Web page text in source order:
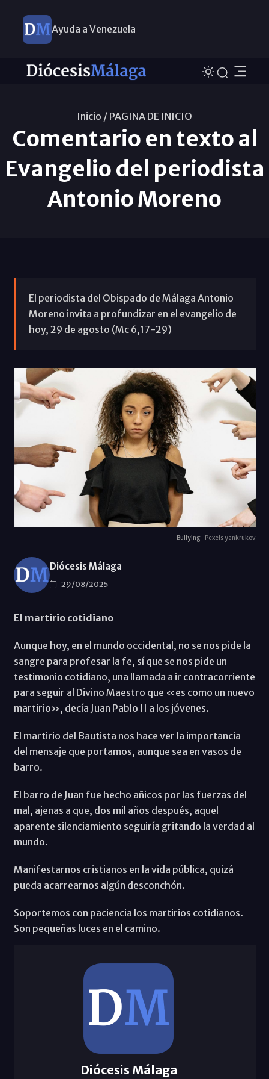
Ayuda a Venezuela
Inicio / PAGINA DE INICIO
Comentario en texto al
Evangelio del periodista
Antonio Moreno
El periodista del Obispado de Málaga Antonio
Moreno invita a profundizar en el evangelio de
hoy, 29 de agosto (Mc 6,17-29)
Bullying Pexels yankrukov
Diócesis Málaga
29/08/2025
El martirio cotidiano
Aunque hoy, en el mundo occidental, no se nos pide la
sangre para profesar la fe, sí que se nos pide un
testimonio cotidiano, una llamada a ir contracorriente
para seguir al Divino Maestro que «es como un nuevo
martirio», decía Juan Pablo II a los jóvenes.
El martirio del Bautista nos hace ver la importancia
del mensaje que portamos, aunque sea en vasos de
barro.
El barro de Juan fue hecho añicos por las fuerzas del
mal, ajenas a que, dos mil años después, aquel
aparente silenciamiento seguiría gritando la verdad al
mundo.
Manifestarnos cristianos en la vida pública, quizá
pueda acarrearnos algún desconchón.
Soportemos con paciencia los martirios cotidianos.
Son pequeñas luces en el camino.
Diócesis Málaga